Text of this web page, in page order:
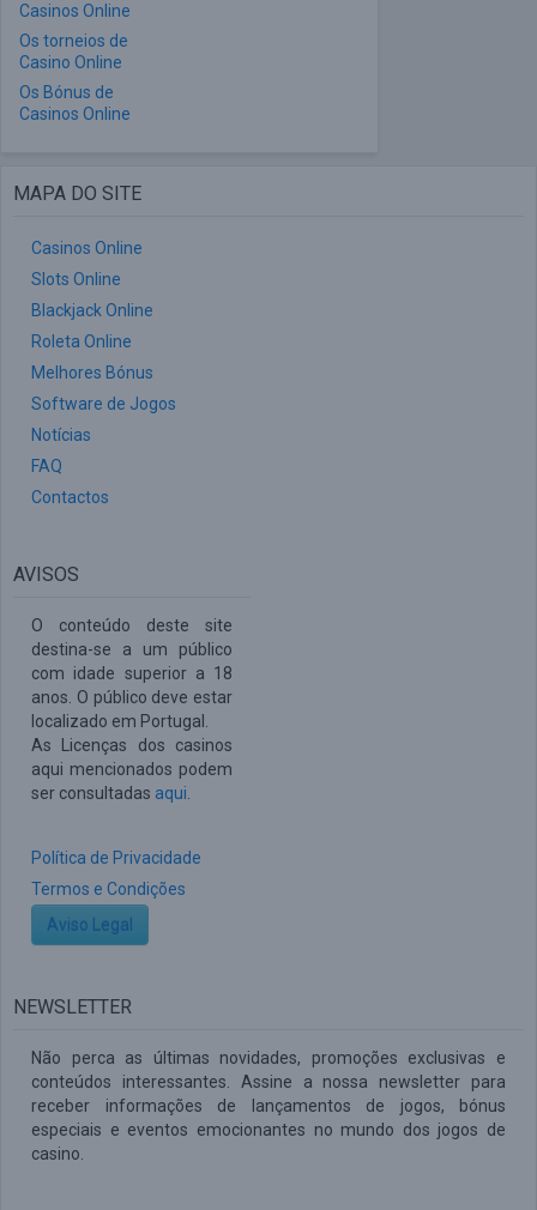
Casinos Online
Os torneios de
Casino Online
Os Bónus de
Casinos Online
MAPA DO SITE
Casinos Online
Slots Online
Blackjack Online
Roleta Online
Melhores Bónus
Software de Jogos
Notícias
FAQ
Contactos
AVISOS
O conteúdo deste site
destina-se a um público
com idade superior a 18
anos. O público deve estar
localizado em Portugal.
As Licenças dos casinos
aqui mencionados podem
ser consultadas aqui
Política de Privacidade
Termos e Condições
Aviso Legal
NEWSLETTER
Não perca as últimas novidades, promoções exclusivas e
conteúdos interessantes. Assine a nossa newsletter para
receber informações de lançamentos de jogos, bónus
especiais e eventos emocionantes no mundo dos jogos de
casino.